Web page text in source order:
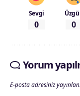
Sevgi
0 0
Yorum
E-posta adresiniz